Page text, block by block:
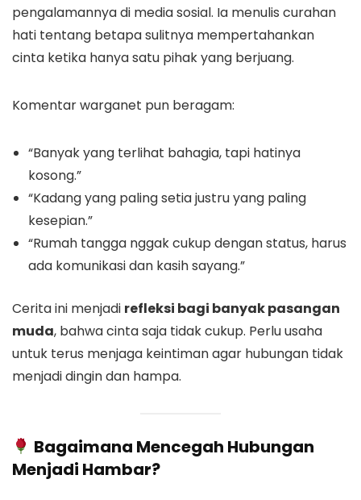
pengalamannya di media sosial. Ia menulis curahan
hati tentang betapa sulitnya mempertahankan
cinta ketika hanya satu pihak yang berjuang.
Komentar warganet pun beragam:
“Banyak yang terlihat bahagia, tapi hatinya
kosong.”
“Kadang yang paling setia justru yang paling
kesepian.”
“Rumah tangga nggak cukup dengan status, harus
ada komunikasi dan kasih sayang.”
Cerita ini menjadi refleksi bagi banyak pasangan
muda, bahwa cinta saja tidak cukup. Perlu usaha
untuk terus menjaga keintiman agar hubungan tidak
menjadi dingin dan hampa.
Bagaimana Mencegah Hubungan
Menjadi Hambar?